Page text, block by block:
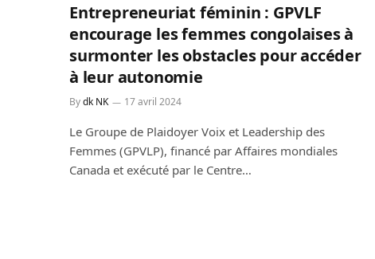
Entrepreneuriat féminin : GPVLF
encourage les femmes congolaises à
surmonter les obstacles pour accéder
à leur autonomie
Bydk NK 17 avril 2024
Le Groupe de Plaidoyer Voix et Leadership des
Femmes (GPVLP), financé par Affaires mondiales
Canada et exécuté par le Centre…